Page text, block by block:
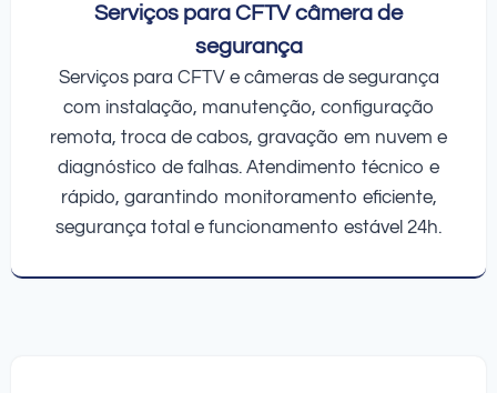
Serviços para CFTV câmera de
segurança
Serviços para CFTV e câmeras de segurança
com instalação, manutenção, configuração
remota, troca de cabos, gravação em nuvem e
diagnóstico de falhas. Atendimento técnico e
rápido, garantindo monitoramento eficiente,
segurança total e funcionamento estável 24h.